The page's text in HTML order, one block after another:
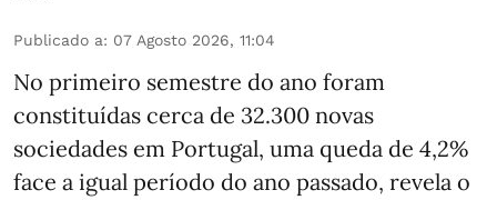
Publicado a: 07 Agosto 2026, 11:04
No primeiro semestre do ano foram
constituídas cerca de 32.300 novas
sociedades em Portugal, uma queda de 4,2%
face a igual período do ano passado, revela o